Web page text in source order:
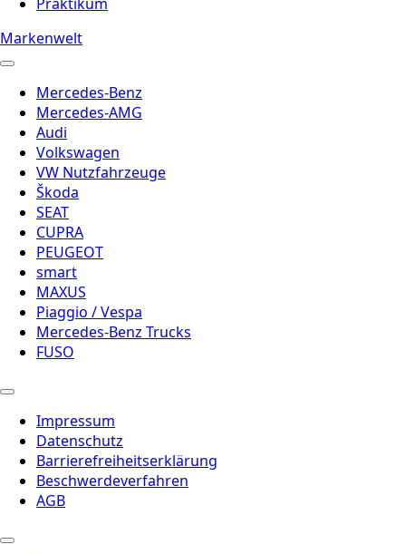
Markenwelt
Mercedes-Benz
Mercedes-AMG
Audi
Volkswagen
VW Nutzfahrzeuge
Škoda
SEAT
CUPRA
PEUGEOT
smart
MAXUS
Piaggio / Vespa
Mercedes-Benz Trucks
FUSO
Impressum
Datenschutz
Barrierefreiheitserklärung
Beschwerdeverfahren
AGB